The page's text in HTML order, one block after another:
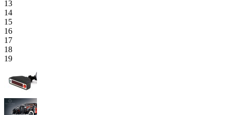
13
14
15
16
17
18
19